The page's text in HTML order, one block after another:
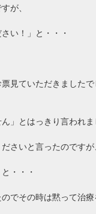
が、
い！」と・・・
見ていただきました
」とはっきり言われま
さいと言ったのですが
・・・
でその時は黙って治